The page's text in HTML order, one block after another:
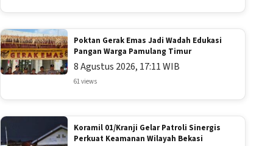
Poktan Gerak Emas Jadi Wadah Edukasi
Pangan Warga Pamulang Timur
8 Agustus 2026, 17:11 WIB
61 views
Koramil 01/Kranji Gelar Patroli Sinergis
Perkuat Keamanan Wilayah Bekasi